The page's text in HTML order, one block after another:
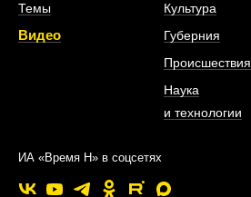
Темы
Видео
Культура
Губерния
Происшествия
Наука
и технологии
ИА «Время Н» в соцсетях